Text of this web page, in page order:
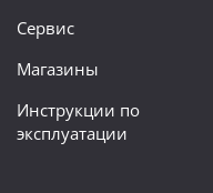
Сервис
Магазины
Инструкции по
эксплуатации